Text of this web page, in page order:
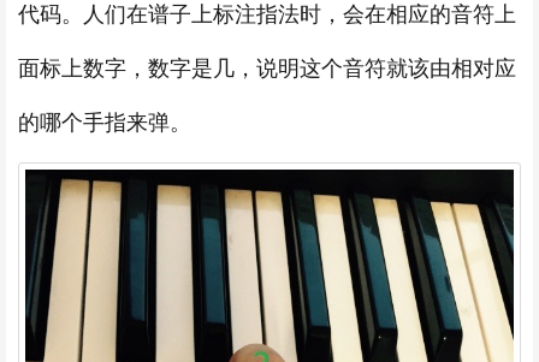
代码。人们在谱子上标注指法时，会在相应的音符上
面标上数字，数字是几，说明这个音符就该由相对应
的哪个手指来弹。